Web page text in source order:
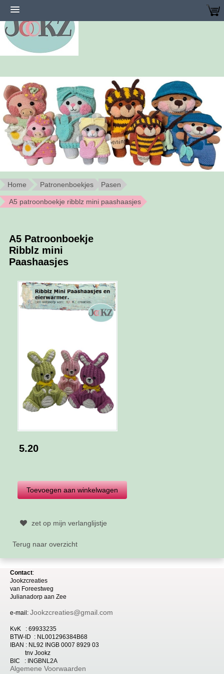
Home Patronenboekjes Pasen
A5 patroonboekje ribblz mini paashaasjes
A5 Patroonboekje
Ribblz mini
Paashaasjes
5.20
zet op mijn verlanglijstje
Terug naar overzicht
Contact:
Jookzcreaties
van Foreestweg
Julianadorp aan Zee
e-mail: Jookzcreaties@gmail.com
KvK : 69933235
BTW-ID : NL001296384B68
IBAN : NL92 INGB 0007 8929 03
tnv Jookz
BIC : INGBNL2A
Algemene Voorwaarden